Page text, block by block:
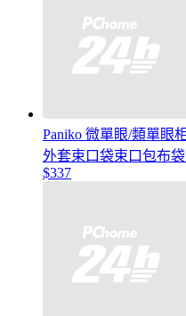
Paniko 微單眼/類單眼
外套束口袋束口包布
$337